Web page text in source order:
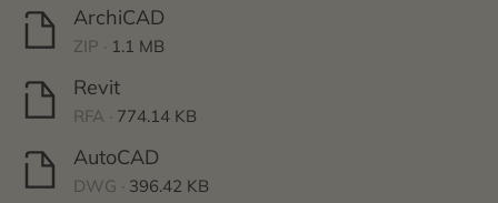
ArchiCAD
ZIP · 1.1 MB
Revit
RFA · 774.14 KB
AutoCAD
DWG · 396.42 KB